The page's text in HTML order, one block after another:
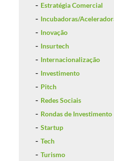
Estratégia Comercial
Incubadoras/
Inovação
Insurtech
Internacionalização
Investimento
Pitch
Redes Sociais
Rondas de Investimento
Startup
Tech
Turismo